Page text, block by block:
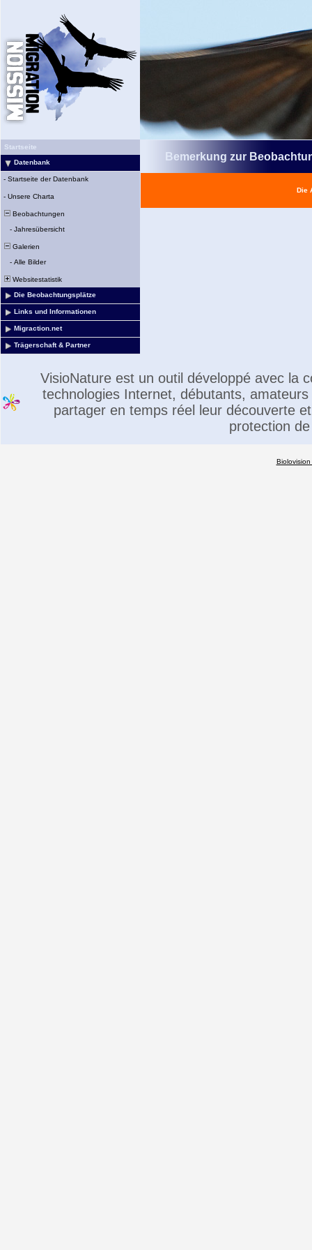
Startseite
Datenbank
- Startseite der Datenbank
- Unsere Charta
Beobachtungen
- Jahresübersicht
Galerien
- Alle Bilder
Websitestatistik
Die Beobachtungsplätze
Links und Informationen
Migraction.net
Trägerschaft & Partner
Bemerkung zur
Die
VisioNature est un outil développé avec la
technologies Internet, débutants,
partager en temps réel leur découverte
protection
Biolovision